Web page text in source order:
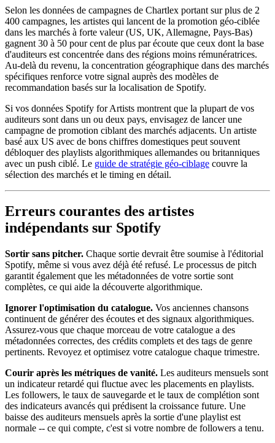
Selon les données de campagnes de Chartlex portant sur plus de 2
400 campagnes, les artistes qui lancent de la promotion géo-ciblée
dans les marchés à forte valeur (US, UK, Allemagne, Pays-Bas)
gagnent 30 à 50 pour cent de plus par écoute que ceux dont la base
d'auditeurs est concentrée dans des régions moins rémunératrices.
Au-delà du revenu, la concentration géographique dans des marchés
spécifiques renforce votre signal auprès des modèles de
recommandation basés sur la localisation de Spotify.
Si vos données Spotify for Artists montrent que la plupart de vos
auditeurs sont dans un ou deux pays, envisagez de lancer une
campagne de promotion ciblant des marchés adjacents. Un artiste
basé aux US avec de bons chiffres domestiques peut souvent
débloquer des playlists algorithmiques allemandes ou britanniques
avec un push ciblé. Le guide de stratégie géo-ciblage couvre la
sélection des marchés et le timing en détail.
Erreurs courantes des artistes
indépendants sur Spotify
Sortir sans pitcher. Chaque sortie devrait être soumise à l'éditorial
Spotify, même si vous avez déjà été refusé. Le processus de pitch
garantit également que les métadonnées de votre sortie sont
complètes, ce qui aide la découverte algorithmique.
Ignorer l'optimisation du catalogue. Vos anciennes chansons
continuent de générer des écoutes et des signaux algorithmiques.
Assurez-vous que chaque morceau de votre catalogue a des
métadonnées correctes, des crédits complets et des tags de genre
pertinents. Revoyez et optimisez votre catalogue chaque trimestre.
Courir après les métriques de vanité. Les auditeurs mensuels sont
un indicateur retardé qui fluctue avec les placements en playlists.
Les followers, le taux de sauvegarde et le taux de complétion sont
des indicateurs avancés qui prédisent la croissance future. Une
baisse des auditeurs mensuels après la sortie d'une playlist est
normale -- ce qui compte, c'est si votre nombre de followers a tenu.